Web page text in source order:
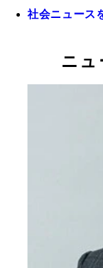
社会ニュース
ニュ